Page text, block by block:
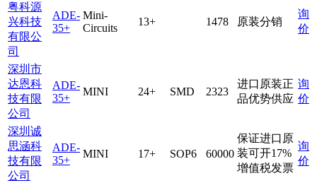
粤科源
兴科技
有限公
司
ADE-
35+
Mini-
Circuits
13+ 1478 原装分销
询
价
深圳市
达恩科
技有限
公司
ADE-
35+
MINI 24+ SMD 2323
进口原装正
品优势供应
询
价
深圳诚
思涵科
技有限
公司
ADE-
35+
MINI 17+ SOP6 60000
保证进口原
装可开17%
增值税发票
询
价